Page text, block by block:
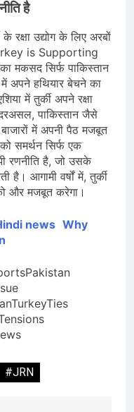
है
रक्षा उद्योग के लिए अरबों
is Supporting
मकसद सिर्फ पाकिस्तान
अपने हथियार बेचने का
में तुर्की अपने रक्षा
दरअसल, पाकिस्तान जैसे
में अपनी पैठ मजबूत
समर्थन सिर्फ एक
रणनीति है, जो उसके
है। आगामी वर्षों में, तुर्की
और मजबूत करेगा।
di news Why
#JRN